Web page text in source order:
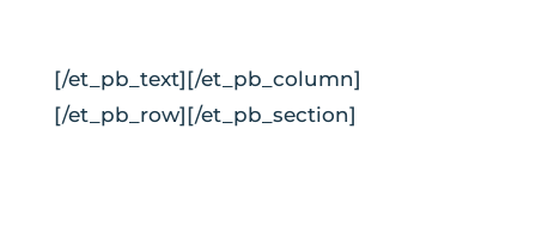
[/et_pb_text][/et_pb_column]
[/et_pb_row][/et_pb_section]